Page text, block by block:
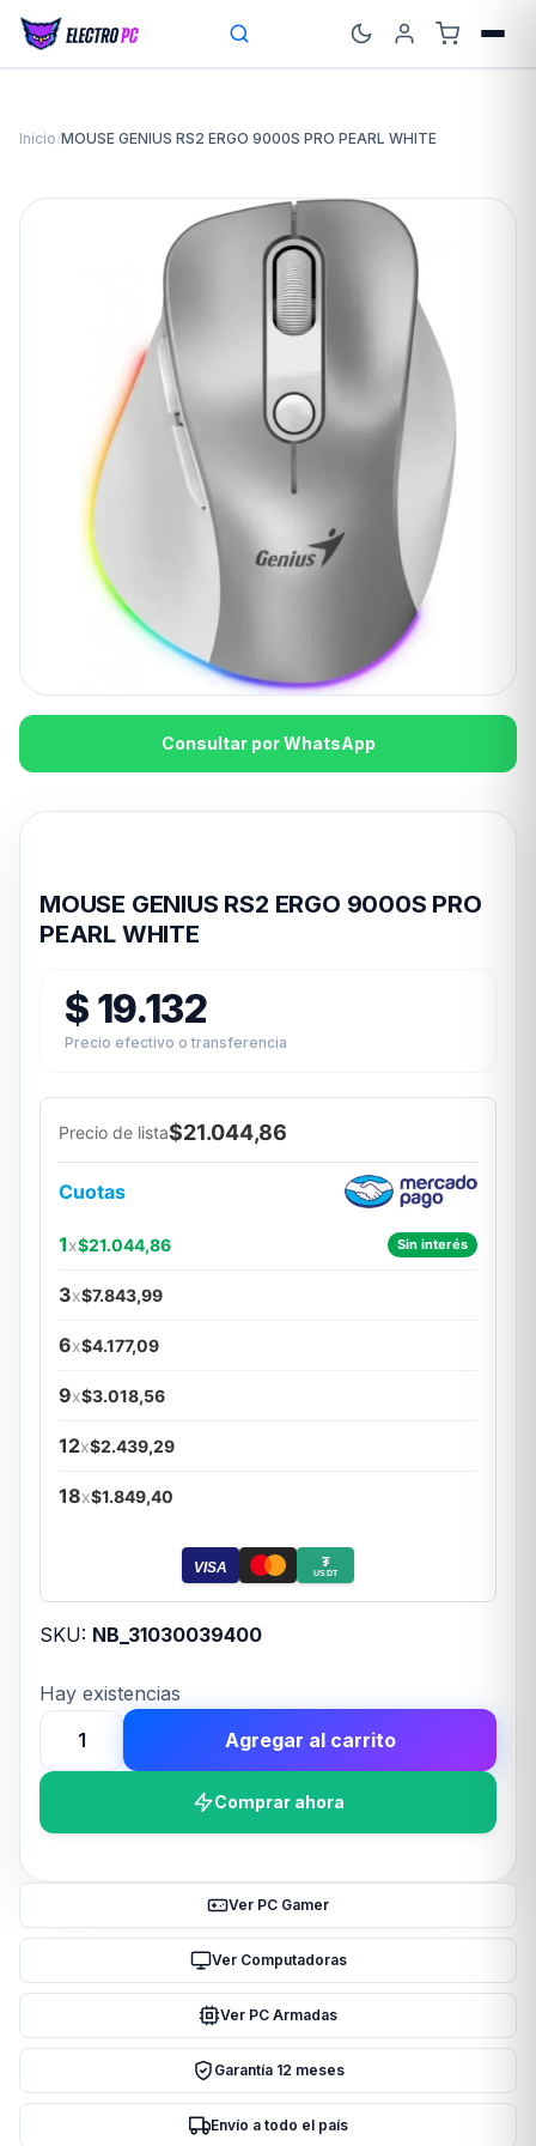
Inicio/MOUSE GENIUS RS2 ERGO 9000S PRO PEARL WHITE
Consultar por WhatsApp
MOUSE GENIUS RS2 ERGO 9000S PRO
PEARL WHITE
$ 19.132
Precio efectivo o transferencia
Precio de lista$21.044,86
Cuotas
1x$21.044,86 Sin interés
3x$7.843,99
6x$4.177,09
9x$3.018,56
12x$2.439,29
18x$1.849,40
VISA ₮
USDT
SKU: NB_31030039400
Hay existencias
MOUSE
GENIUS
PEARL
cantidad
Agregar al carrito
Comprar ahora
Ver PC Gamer
Ver Computadoras
Ver PC Armadas
Garantía 12 meses
Envío a todo el país